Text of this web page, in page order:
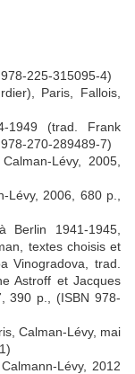
978-225-315095-4)
Paris, Fallois,
1949 (trad. Frank
270-289489-7)
Calman-Lévy, 2005,
Lévy, 2006, 680 p.,
1941-1945,
textes choisis et
Vinogradova, trad.
Astroff et Jacques
390 p., (ISBN 978-
Calman-Lévy, mai
Lévy, 2012